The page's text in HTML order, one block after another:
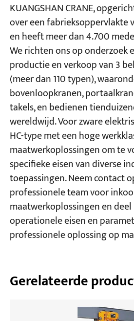
KUANGSHAN CRANE,
over een fabrieksoppervlakte
en heeft meer dan 4.700
We richten ons op onderzoek
productie en verkoop van 3
(meer dan 110 typen),
bovenloopkranen,
takels, en bedienen
wereldwijd. Voor zware
HC-type met een hoge
maatwerkoplossingen om te
specifieke eisen van diverse
toepassingen. Neem contact
professionele team voor
maatwerkoplossingen en
operationele eisen en
professionele oplossing op
Gerelateerde